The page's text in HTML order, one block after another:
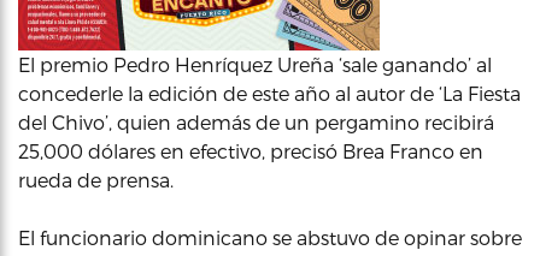
El premio Pedro Henríquez Ureña ‘sale ganando’ al
concederle la edición de este año al autor de ‘La Fiesta
del Chivo’, quien además de un pergamino recibirá
25,000 dólares en efectivo, precisó Brea Franco en
rueda de prensa.
El funcionario dominicano se abstuvo de opinar sobre